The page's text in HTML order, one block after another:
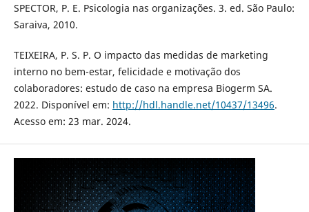
SPECTOR, P. E. Psicologia nas organizações. 3. ed. São Paulo:
Saraiva, 2010.
TEIXEIRA, P. S. P. O impacto das medidas de marketing
interno no bem-estar, felicidade e motivação dos
colaboradores: estudo de caso na empresa Biogerm SA.
2022. Disponível em: http://hdl.handle.net/10437/13496.
Acesso em: 23 mar. 2024.